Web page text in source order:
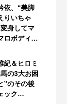
依、“美脚
りいちゃ
身してマ
ロボディ…
紀＆ヒロミ
の3大お困
”のその後
ック…